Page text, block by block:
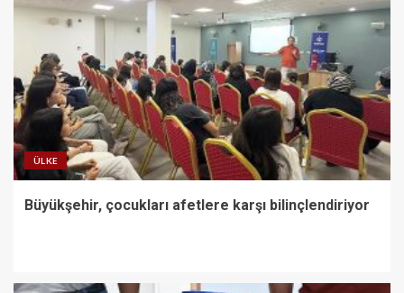
ÜLKE
Büyükşehir, çocukları afetlere karşı bilinçlendiriyor